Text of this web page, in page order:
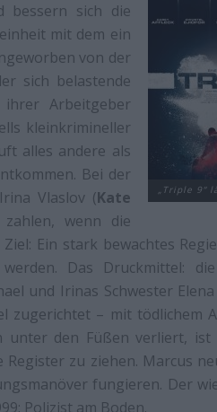
„Triple 9“
bessern sich die
mit dem ein
von der
sich belastende
ihrer Arbeitgeber
kleinkrimineller
alles andere als
Bei der
Vlaslov (Kate
wenn die
Ein stark bewachtes
Das Druckmittel:
und Irinas Schwester
zugerichtet – mit tödlichem
unter den Füßen verliert, ist
zu ziehen. Marcus
fungieren. Der
Polizist am Boden.